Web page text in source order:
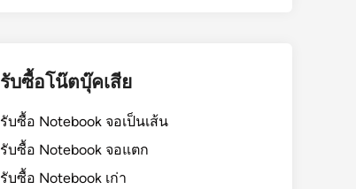
รับซื้อโน๊ตบุ๊คเสีย
รับซื้อ Notebook จอเป็นเส้น
รับซื้อ Notebook จอแตก
รับซื้อ Notebook เก่า